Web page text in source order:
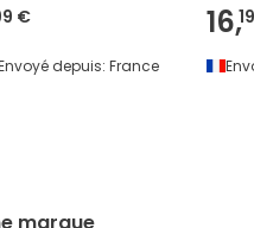
€
depuis: France
16,
marque